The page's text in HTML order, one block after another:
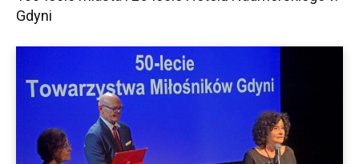
Gdyni